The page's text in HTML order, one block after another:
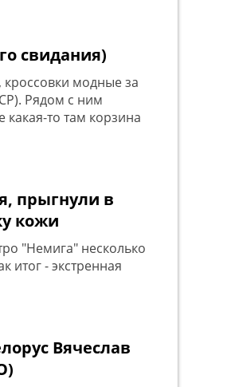
свидания)
модные за
Рядом с ним
то там корзина
прыгнули в
кожи
"Немига" несколько
итог - экстренная
Вячеслав